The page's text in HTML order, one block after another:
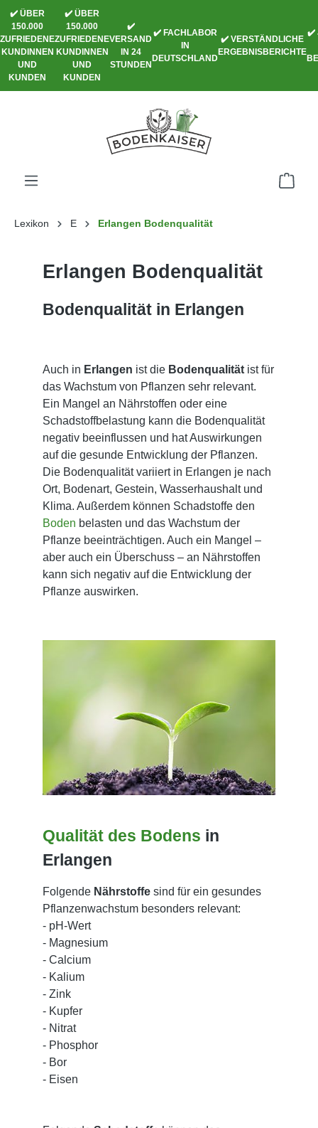
springen
✔️ ÜBER
150.000
ZUFRIEDENE
KUNDINNEN
UND
KUNDEN
✔️ ÜBER
150.000
ZUFRIEDENE
KUNDINNEN
UND
KUNDEN
✔️
VERSAND
IN 24
STUNDEN
✔️ FACHLABOR
IN
DEUTSCHLAND
✔️ VERSTÄNDLICHE
ERGEBNISBERICHTE
✔️
Lexikon E Erlangen Bodenqualität
Erlangen Bodenqualität
Bodenqualität in Erlangen
Auch in Erlangen ist die Bodenqualität ist für
das Wachstum von Pflanzen sehr relevant.
Ein Mangel an Nährstoffen oder eine
Schadstoffbelastung kann die Bodenqualität
negativ beeinflussen und hat Auswirkungen
auf die gesunde Entwicklung der Pflanzen.
Die Bodenqualität variiert in Erlangen je nach
Ort, Bodenart, Gestein, Wasserhaushalt und
Klima. Außerdem können Schadstoffe den
Boden belasten und das Wachstum der
Pflanze beeinträchtigen. Auch ein Mangel –
aber auch ein Überschuss – an Nährstoffen
kann sich negativ auf die Entwicklung der
Pflanze auswirken.
Qualität des Bodens in
Erlangen
Folgende Nährstoffe sind für ein gesundes
Pflanzenwachstum besonders relevant:
- pH-Wert
- Magnesium
- Calcium
- Kalium
- Zink
- Kupfer
- Nitrat
- Phosphor
- Bor
- Eisen